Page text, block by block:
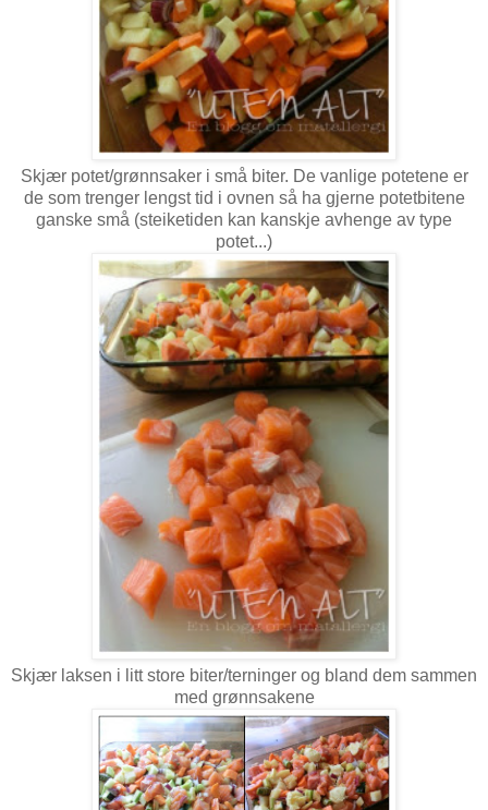
Skjær potet/grønnsaker i små biter. De vanlige potetene er
de som trenger lengst tid i ovnen så ha gjerne potetbitene
ganske små (steiketiden kan kanskje avhenge av type
potet...)
Skjær laksen i litt store biter/terninger og bland dem sammen
med grønnsakene